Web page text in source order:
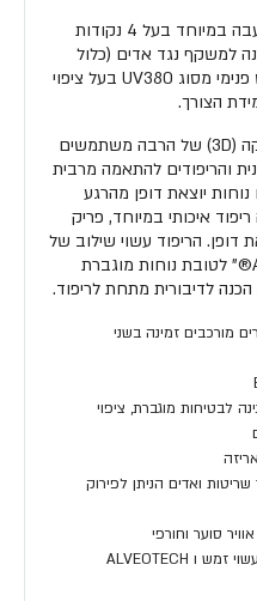
ל - RS JET משקף חיצוני איכותי ועבה במיוחד בעל 4 נקודות
למשקף נגד אדים (כלול
באריזה). בנוסף קיים משקף שמש פנימי מסוג UV380 בעל ציפוי
הצורך.
ה - RS JET עוצבה באמצעות סריקה (3D) של הרבה משתמשים
והריפודים להתאמה מרבית
יוצאת דופן מהרגע
איכותי במיוחד, פריק
דופן. הריפוד עשוי שילוב של
זמש ו " ALVEOTECH SANITIZED®" לטובת נוחות מוגברת
לדיבורית מתחת לריפוד.
מורכבים זמינה בשני
בעל 4 נקודות עגינה לבטיחות מוגברת, ציפוי
סוער וחורפי
ריפוד פנימי היפואלרגני מנדף זיעה עשוי זמש ו ALVEOTECH